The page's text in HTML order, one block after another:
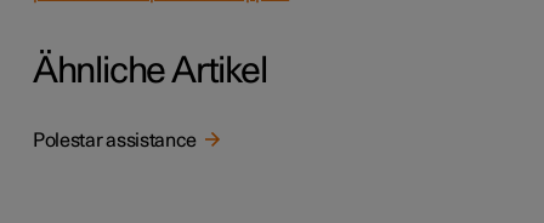
Ähnliche Artikel
Polestar assistance